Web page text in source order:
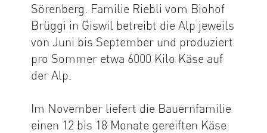
Sörenberg. Familie Riebli vom Biohof
Brüggi in Giswil betreibt die Alp jeweils
von Juni bis September und produziert
pro Sommer etwa 6000 Kilo Käse auf
der Alp.
Im November liefert die Bauernfamilie
einen 12 bis 18 Monate gereiften Käse